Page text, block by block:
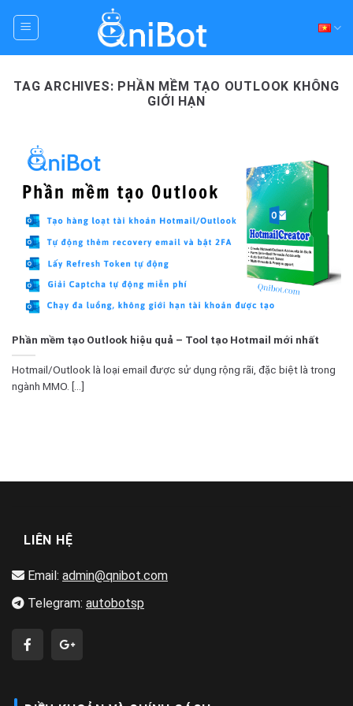
TAG ARCHIVES: PHẦN MỀM TẠO OUTLOOK KHÔNG
GIỚI HẠN
Phần mềm tạo Outlook hiệu quả – Tool tạo Hotmail mới nhất
Hotmail/Outlook là loại email được sử dụng rộng rãi, đặc biệt là trong
ngành MMO. [...]
LIÊN HỆ
Email: admin@qnibot.com
Telegram: autobotsp